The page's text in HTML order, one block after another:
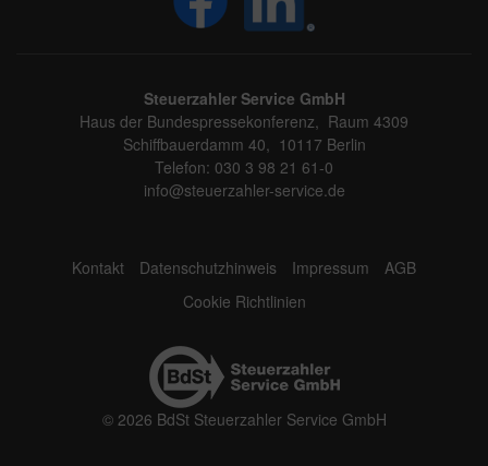
Steuerzahler Service GmbH
Haus der Bundespressekonferenz, Raum 4309
Schiffbauerdamm 40, 10117 Berlin
Telefon: 030 3 98 21 61-0
info@steuerzahler-service.de
Kontakt Datenschutzhinweis Impressum
AGB
Cookie Richtlinien
© 2026 BdSt Steuerzahler Service GmbH